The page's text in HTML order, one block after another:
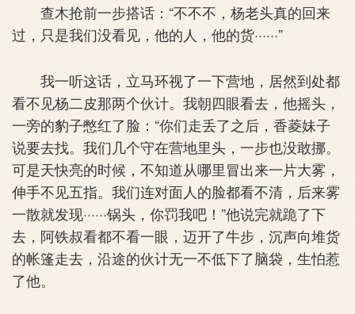
查木抢前一步搭话：“不不不，杨老头真的回来
过，只是我们没看见，他的人，他的货······”
我一听这话，立马环视了一下营地，居然到处都
看不见杨二皮那两个伙计。我朝四眼看去，他摇头，
一旁的豹子憋红了脸：“你们走丢了之后，香菱妹子
说要去找。我们几个守在营地里头，一步也没敢挪。
可是天快亮的时候，不知道从哪里冒出来一片大雾，
伸手不见五指。我们连对面人的脸都看不清，后来雾
一散就发现······锅头，你罚我吧！”他说完就跪了下
去，阿铁叔看都不看一眼，迈开了牛步，沉声向堆货
的帐篷走去，沿途的伙计无一不低下了脑袋，生怕惹
了他。